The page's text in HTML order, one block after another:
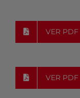
VER PDF
VER PDF